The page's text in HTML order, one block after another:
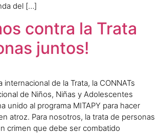
del […]
contra la Trata
juntos!
internacional de la Trata, la CONNATs
de Niños, Niñas y Adolescentes
unido al programa MITAPY para hacer
atroz. Para nosotros, la trata de personas
crimen que debe ser combatido